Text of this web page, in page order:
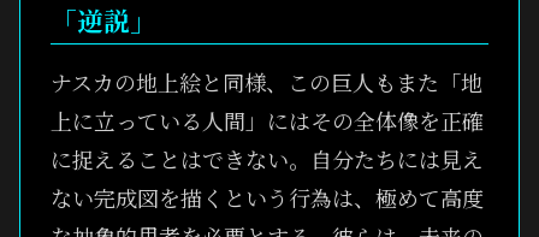
「逆説」
ナスカの地上絵と同様、この巨人もまた「地
上に立っている人間」にはその全体像を正確
に捉えることはできない。自分たちには見え
ない完成図を描くという行為は、極めて高度